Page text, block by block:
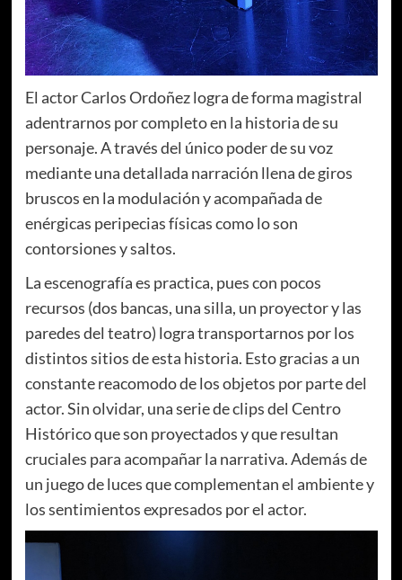
El actor Carlos Ordoñez logra de forma magistral
adentrarnos por completo en la historia de su
personaje. A través del único poder de su voz
mediante una detallada narración llena de giros
bruscos en la modulación y acompañada de
enérgicas peripecias físicas como lo son
contorsiones y saltos.
La escenografía es practica, pues con pocos
recursos (dos bancas, una silla, un proyector y las
paredes del teatro) logra transportarnos por los
distintos sitios de esta historia. Esto gracias a un
constante reacomodo de los objetos por parte del
actor. Sin olvidar, una serie de clips del Centro
Histórico que son proyectados y que resultan
cruciales para acompañar la narrativa. Además de
un juego de luces que complementan el ambiente y
los sentimientos expresados por el actor.